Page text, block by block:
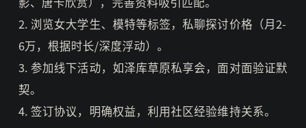
2. 浏览女大学生、模特等标签，私聊探讨价格（月2-
6万，根据时长/深度浮动）。
3. 参加线下活动，如泽库草原私享会，面对面验证默
契。
4. 签订协议，明确权益，利用社区经验维持关系。